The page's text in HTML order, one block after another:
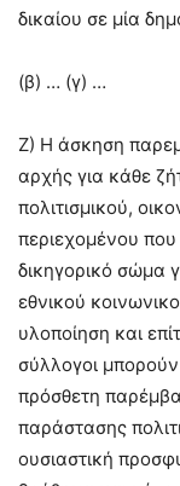
δικαίου σε μία
(β) … (γ) …
Ζ) Η άσκηση
αρχής για κάθε
πολιτισμικού,
περιεχομένου
δικηγορικό σώμα
εθνικού
υλοποίηση και
σύλλογοι
πρόσθετη
παράστασης
ουσιαστική